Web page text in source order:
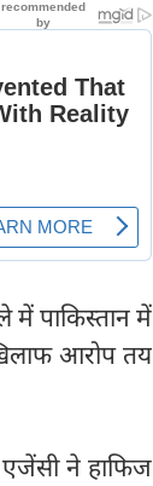
पाकिस्तान में
आरोप तय
एजेंसी ने हाफिज